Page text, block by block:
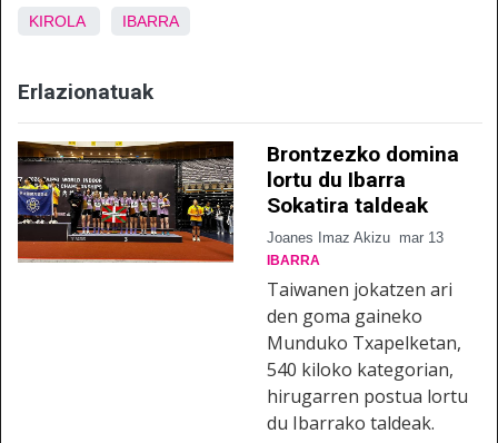
KIROLA IBARRA
Erlazionatuak
Brontzezko domina
lortu du Ibarra
Sokatira taldeak
Joanes Imaz Akizu mar 13
IBARRA
Taiwanen jokatzen ari
den goma gaineko
Munduko Txapelketan,
540 kiloko kategorian,
hirugarren postua lortu
du Ibarrako taldeak.